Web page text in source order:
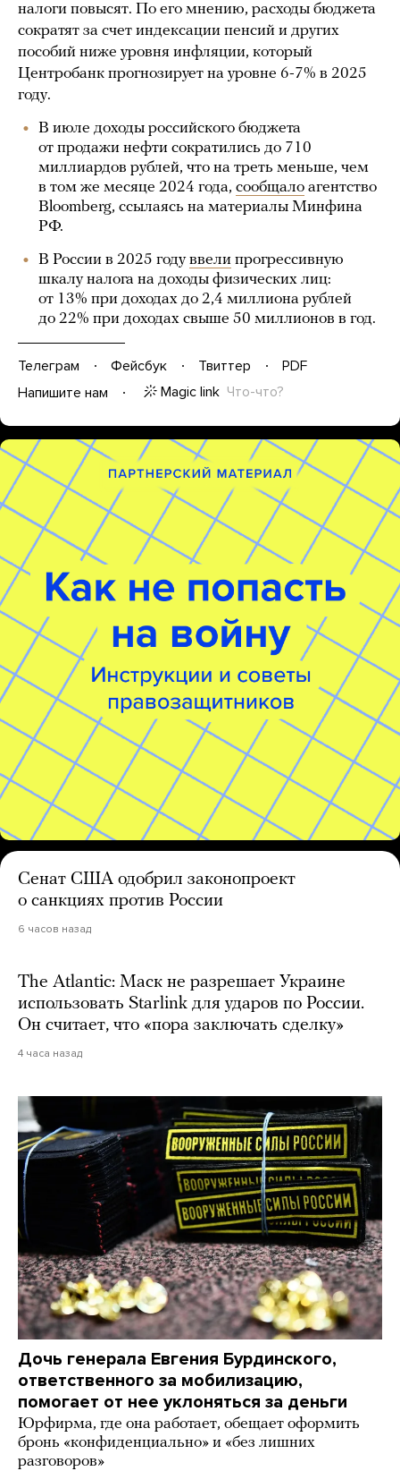
налоги повысят. По его мнению, расходы бюджета
сократят за счет индексации пенсий и других
пособий ниже уровня инфляции, который
Центробанк прогнозирует на уровне 6-7% в 2025
году.
В июле доходы российского бюджета
от продажи нефти сократились до 710
миллиардов рублей, что на треть меньше, чем
в том же месяце 2024 года, сообщало агентство
Bloomberg, ссылаясь на материалы Минфина
РФ.
В России в 2025 годуввели прогрессивную
шкалу налога на доходы физических лиц:
от 13% при доходах до 2,4 миллиона рублей
до 22% при доходах свыше 50 миллионов в год.
Телеграм Фейсбук Твиттер
PDF
Напишите нам
Magic link Что-что?
Сенат США одобрил законопроект
о санкциях против России
6 часов назад
The Atlantic: Маск не разрешает Украине
использовать Starlink для ударов по России.
Он считает, что «пора заключать сделку»
4 часа назад
Дочь генерала Евгения Бурдинского,
ответственного за мобилизацию,
помогает от нее уклоняться за деньги
Юрфирма, где она работает, обещает оформить
бронь «конфиденциально» и «без лишних
разговоров»